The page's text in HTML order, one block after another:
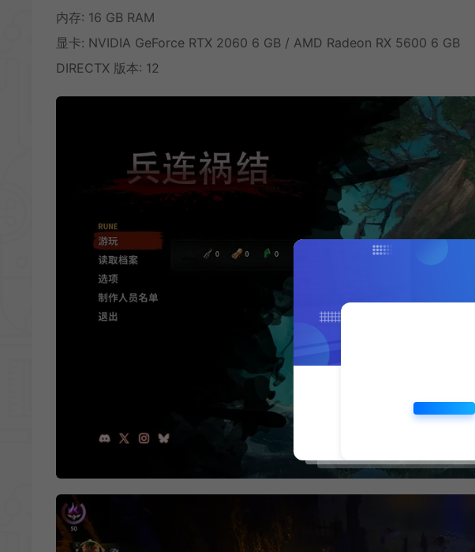
内存: 16 GB RAM
显卡: NVIDIA GeForce RTX 2060 6 GB / AMD Radeon RX 5600 6 GB
DIRECTX 版本: 12